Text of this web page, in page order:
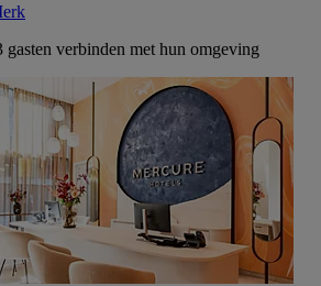
gasten verbinden met hun omgeving